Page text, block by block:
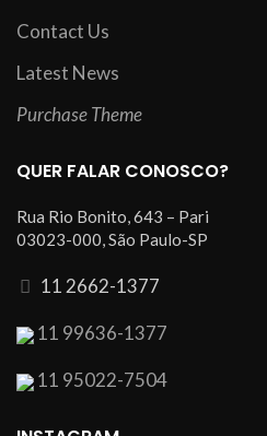
Contact Us
Latest News
Purchase Theme
QUER FALAR CONOSCO?
Rua Rio Bonito, 643 – Pari
03023-000, São Paulo-SP
11 2662-1377
11 99636-1377
11 95022-7504